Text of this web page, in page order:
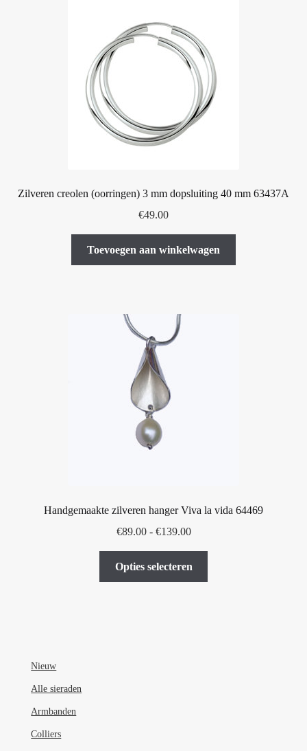
Zilveren creolen (oorringen) 3 mm dopsluiting 40 mm 63437A
€49.00
Toevoegen aan winkelwagen
Handgemaakte zilveren hanger Viva la vida 64469
€89.00 - €139.00Prijsklasse:
tot
€139.00
Opties selecteren
Nieuw
Alle sieraden
Armbanden
Colliers